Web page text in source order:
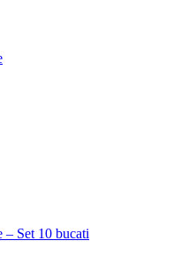
– Set 10 bucati